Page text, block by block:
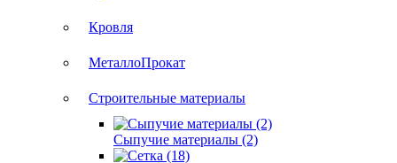
Кровля
МеталлоПрокат
Строительные материалы
Сыпучие материалы (2)